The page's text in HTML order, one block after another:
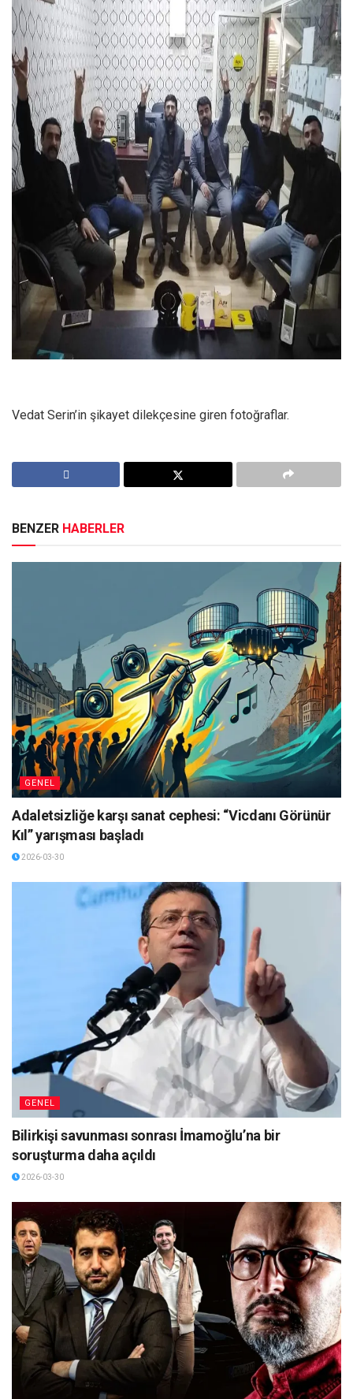
Vedat Serin’in şikayet dilekçesine giren fotoğraflar.
BENZER HABERLER
GENEL
Adaletsizliğe karşı sanat cephesi: “Vicdanı Görünür
Kıl” yarışması başladı
2026-03-30
GENEL
Bilirkişi savunması sonrası İmamoğlu’na bir
soruşturma daha açıldı
2026-03-30